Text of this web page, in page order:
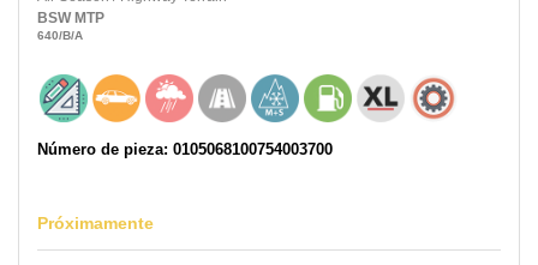
BSW MTP
640/B/A
Número de pieza: 0105068100754003700
Próximamente